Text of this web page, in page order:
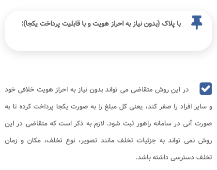
با پلاک (بدون نیاز به احراز هویت و با قابلیت پرداخت یکجا):
در این روش متقاضی می تواند بدون نیاز به احراز هویت خلافی خود
و سایر افراد را صفر کند، یعنی کل مبلغ را به صورت یکجا پرداخت کرده تا به
صورت آنی در سامانه راهور ثبت شود. لازم به ذکر است که متقاضی در این
روش نمی تواند به جزئیات تخلف مانند تصویر، نوع تخلف، مکان و زمان
تخلف دسترسی داشته باشد.